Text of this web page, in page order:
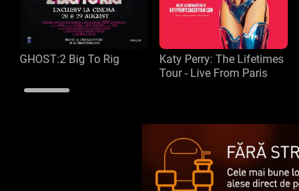
GHOST:2 Big To Rig
Katy Perry: The Lifetimes
Tour - Live From Paris